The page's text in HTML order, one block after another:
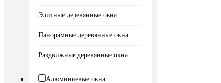
Элитные деревянные окна
Панорамные деревянные окна
Раздвижные деревянные окна
Алюминиевые окна